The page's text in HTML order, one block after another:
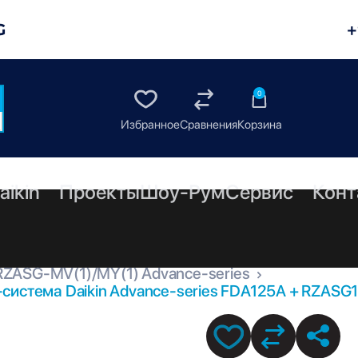
0
ПроектыШоу-РумСервис
MV(1)/MY(1) Advance-series
Daikin Advance-series FDA125A +